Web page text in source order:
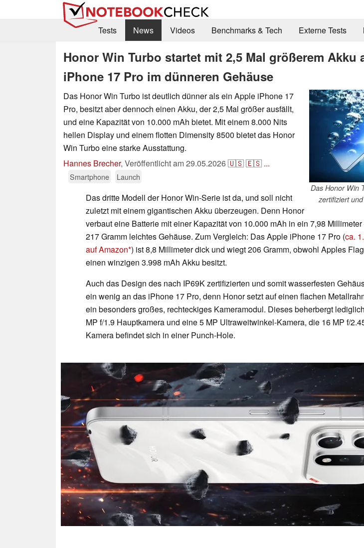
Tests
News Videos Benchmarks & Tech Externe Tests
Honor Win Turbo startet mit 2,5 Mal größerem Akku
iPhone 17 Pro im dünneren Gehäuse
Das Honor Win
zertifiziert
Das Honor Win Turbo ist deutlich dünner als ein Apple iPhone 17
Pro, besitzt aber dennoch einen Akku, der 2,5 Mal größer ausfällt,
und eine Kapazität von 10.000 mAh bietet. Mit einem 8.000 Nits
hellen Display und einem flotten Dimensity 8500 bietet das Honor
Win Turbo eine starke Ausstattung.
Hannes Brecher, Veröffentlicht am29.05.2026🇺🇸🇪🇸 ...
Smartphone Launch
Das dritte Modell der Honor Win-Serie ist da, und soll nicht
zuletzt mit einem gigantischen Akku überzeugen. Denn Honor
verbaut eine Batterie mit einer Kapazität von 10.000 mAh in ein 7,98
217 Gramm leichtes Gehäuse. Zum Vergleich: Das Apple iPhone 17 Pro (ca.
auf Amazon ) ist 8,8 Millimeter dick und wiegt 206 Gramm, obwohl Apples
einen winzigen 3.998 mAh Akku besitzt.
Auch das Design des nach IP69K zertifizierten und somit wasserfesten
ein wenig an das iPhone 17 Pro, denn Honor setzt auf einen flachen
ein besonders großes, rechteckiges Kameramodul. Dieses beherbergt
MP f/1.9 Hauptkamera und eine 5 MP Ultraweitwinkel-Kamera, die 16 MP f/
Kamera befindet sich in einer Punch-Hole.